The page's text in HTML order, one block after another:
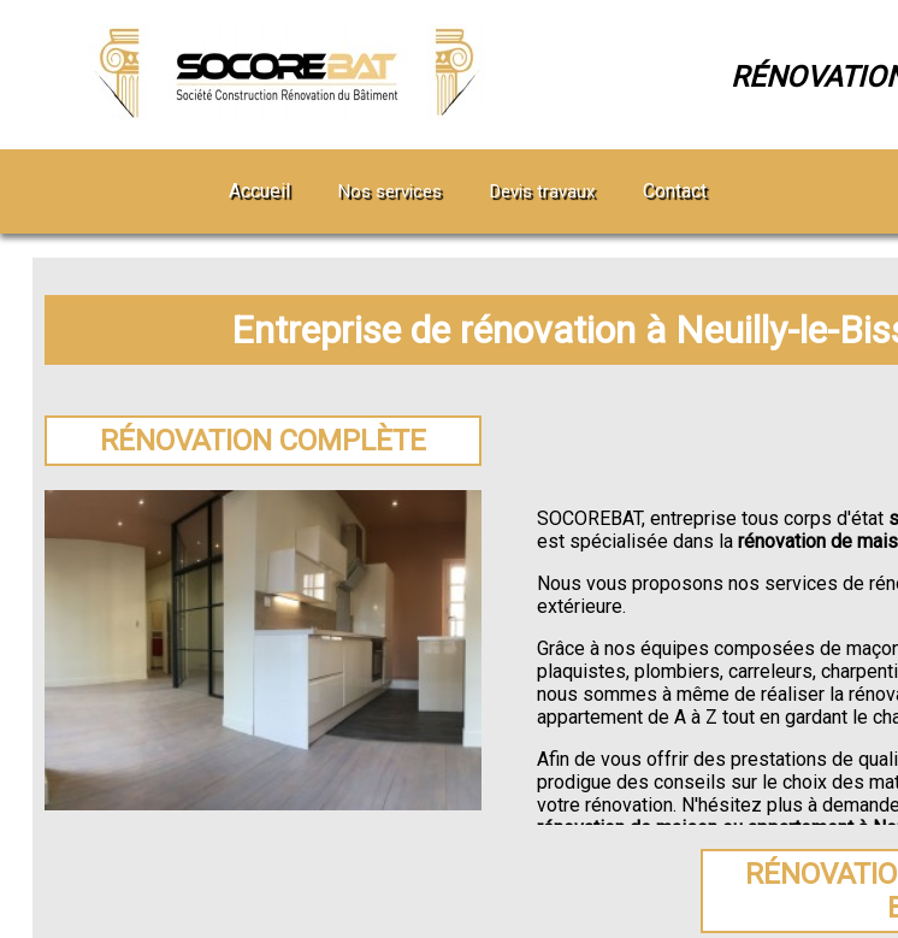
Accueil Nos services Devis travaux Contact
Entreprise de rénovation à Neuilly-le-
RÉNOVATION COMPLÈTE
SOCOREBAT, entreprise tous corps d'état
est spécialisée dans la rénovation de
Nous vous proposons nos services de
extérieure.
Grâce à nos équipes composées de
plaquistes, plombiers, carreleurs,
nous sommes à même de réaliser la
appartement de A à Z tout en gardant le
Afin de vous offrir des prestations de
prodigue des conseils sur le choix des
votre rénovation. N'hésitez plus à
rénovation de maison ou appartement à